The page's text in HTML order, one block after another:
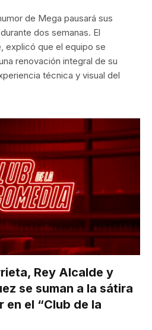
de Mega pausará sus
dos semanas. El
explicó que el equipo se
renovación integral de su
técnica y visual del
Rey Alcalde y
se suman a la sátira
en el “Club de la